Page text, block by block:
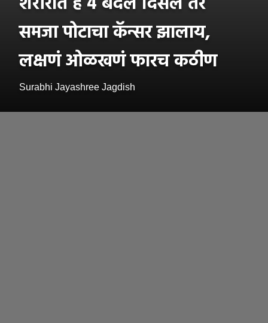
समजा पोटाचा कॅन्सर झालाय,
लक्षणं ओळखणं फारच कठीण
Surabhi Jayashree Jagdish